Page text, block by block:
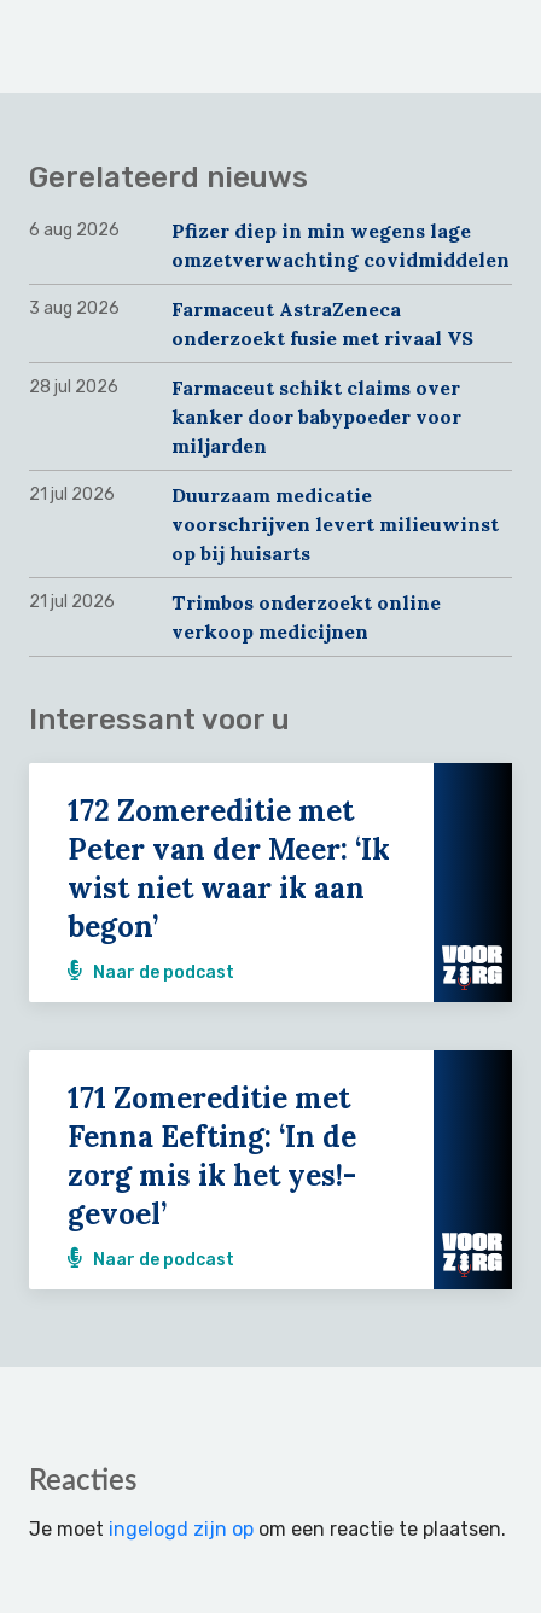
Gerelateerd nieuws
6 aug 2026
Pfizer diep in min wegens lage
omzetverwachting covidmiddelen
3 aug 2026
Farmaceut AstraZeneca
onderzoekt fusie met rivaal VS
28 jul 2026
Farmaceut schikt claims over
kanker door babypoeder voor
miljarden
21 jul 2026
Duurzaam medicatie
voorschrijven levert milieuwinst
op bij huisarts
21 jul 2026
Trimbos onderzoekt online
verkoop medicijnen
Interessant voor u
172 Zomereditie met
Peter van der Meer: ‘Ik
wist niet waar ik aan
begon’
Naar de podcast
171 Zomereditie met
Fenna Eefting: ‘In de
zorg mis ik het yes!-
gevoel’
Naar de podcast
Reader
Reacties
Je moet ingelogd zijn op om een reactie te plaatsen.